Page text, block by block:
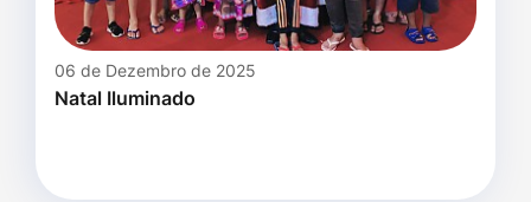
06 de Dezembro de 2025
Natal Iluminado